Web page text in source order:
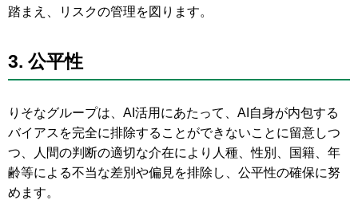
踏まえ、リスクの管理を図ります。
3. 公平性
りそなグループは、AI活用にあたって、AI自身が内包する
バイアスを完全に排除することができないことに留意しつ
つ、人間の判断の適切な介在により人種、性別、国籍、年
齢等による不当な差別や偏見を排除し、公平性の確保に努
めます。